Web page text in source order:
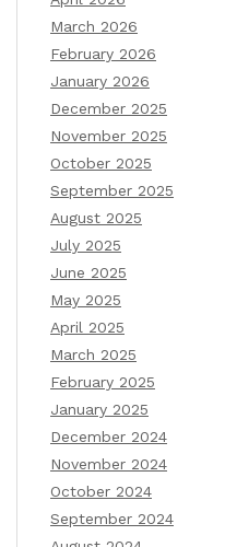
March 2026
February 2026
January 2026
December 2025
November 2025
October 2025
September 2025
August 2025
July 2025
June 2025
May 2025
April 2025
March 2025
February 2025
January 2025
December 2024
November 2024
October 2024
September 2024